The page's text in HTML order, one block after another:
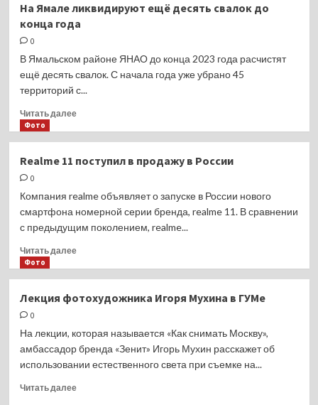
Середина
октября.
сезона…
На Ямале ликвидируют ещё десять свалок до
конца года
0
В Ямальском районе ЯНАО до конца 2023 года расчистят
ещё десять свалок. С начала года уже убрано 45
территорий с...
Читать далееПрочитать
Ямале
ещё
свалок
до
Фото
Realme 11 поступил в продажу в России
0
Компания realme объявляет о запуске в России нового
смартфона номерной серии бренда, realme 11. В сравнении
с предыдущим поколением, realme...
Читать далееПрочитать
11
в
продажу
России
Фото
Лекция фотохудожника Игоря Мухина в ГУМе
0
На лекции, которая называется «Как снимать Москву»,
амбассадор бренда «Зенит» Игорь Мухин расскажет об
использовании естественного света при съемке на...
Читать далееПрочитать